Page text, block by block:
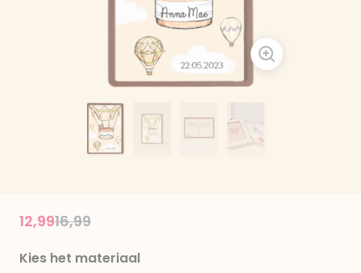
Price reduced from
16,99to
12,99
Kies het materiaal